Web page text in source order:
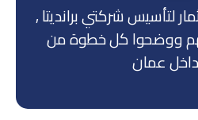
لتأسيس شركتي برانديتا ,
ووضحوا كل خطوة من
عمان